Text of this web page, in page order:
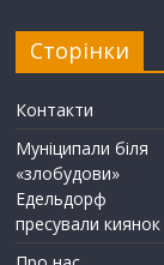
Сторінки
Контакти
Муніципали біля
«злобудови»
Едельдорф
пресували киянок